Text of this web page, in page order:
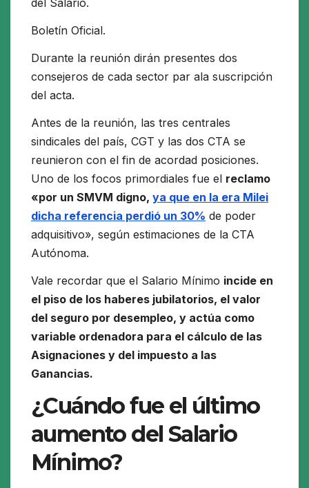
del Salario.
Boletín Oficial.
Durante la reunión dirán presentes dos
consejeros de cada sector par ala suscripción
del acta.
Antes de la reunión, las tres centrales
sindicales del país, CGT y las dos CTA se
reunieron con el fin de acordad posiciones.
Uno de los focos primordiales fue el reclamo
«por un SMVM digno, ya que en la era Milei
dicha referencia perdió un 30% de poder
adquisitivo», según estimaciones de la CTA
Autónoma.
Vale recordar que el Salario Mínimo incide en
el piso de los haberes jubilatorios, el valor
del seguro por desempleo, y actúa como
variable ordenadora para el cálculo de las
Asignaciones y del impuesto a las
Ganancias.
¿Cuándo fue el último
aumento del Salario
Mínimo?